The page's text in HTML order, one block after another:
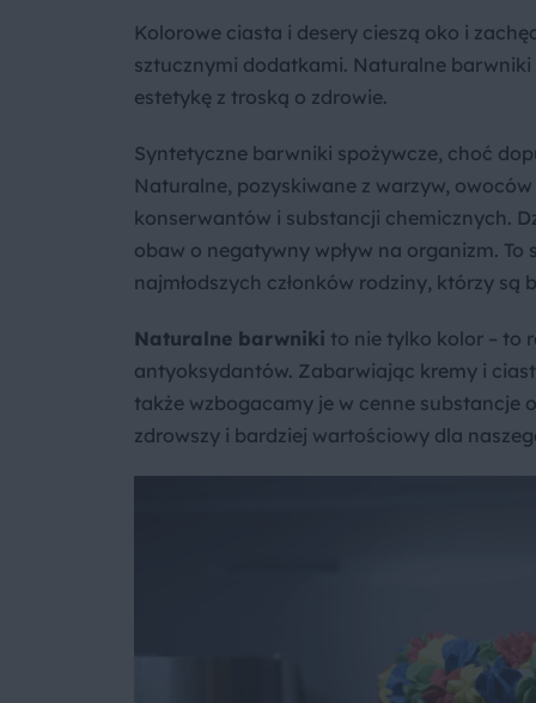
Kolorowe ciasta i desery cieszą oko i
sztucznymi dodatkami. Naturalne
estetykę z troską o zdrowie.
Syntetyczne barwniki spożywcze, choć
Naturalne, pozyskiwane z warzyw,
konserwantów i substancji chemicznych.
obaw o negatywny wpływ na organizm.
najmłodszych członków rodziny, którzy
Naturalne barwniki to nie tylko kolor – to
antyoksydantów. Zabarwiając kremy i
także wzbogacamy je w cenne substancje
zdrowszy i bardziej wartościowy dla